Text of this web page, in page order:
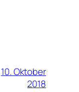
10. Oktober
2018